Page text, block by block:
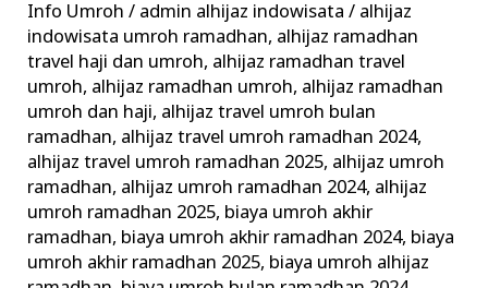
Info Umroh / admin alhijaz indowisata/ alhijaz
indowisata umroh ramadhan, alhijaz ramadhan
travel haji dan umroh, alhijaz ramadhan travel
umroh, alhijaz ramadhan umroh, alhijaz ramadhan
umroh dan haji, alhijaz travel umroh bulan
ramadhan, alhijaz travel umroh ramadhan 2024,
alhijaz travel umroh ramadhan 2025, alhijaz umroh
ramadhan, alhijaz umroh ramadhan 2024, alhijaz
umroh ramadhan 2025, biaya umroh akhir
ramadhan, biaya umroh akhir ramadhan 2024, biaya
umroh akhir ramadhan 2025, biaya umroh alhijaz